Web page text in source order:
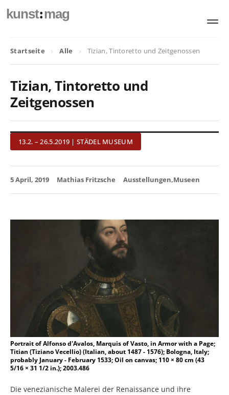
kunst:mag
Startseite Alle Tizian, Tintoretto und Zeitgenossen
Tizian, Tintoretto und
Zeitgenossen
13.2. – 26.5.2019 | STÄDEL MUSEUM
5 April, 2019 Mathias Fritzsche Ausstellungen Museen
Portrait of Alfonso d'Avalos, Marquis of Vasto, in Armor with a Page;
Titian (Tiziano Vecellio) (Italian, about 1487 - 1576); Bologna, Italy;
probably January - February 1533; Oil on canvas; 110 × 80 cm (43
5/16 × 31 1/2 in.); 2003.486
Die venezianische Malerei der Renaissance und ihre